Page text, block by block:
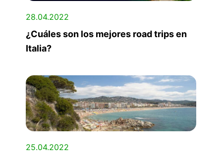
28.04.2022
¿Cuáles son los mejores road trips en
Italia?
25.04.2022